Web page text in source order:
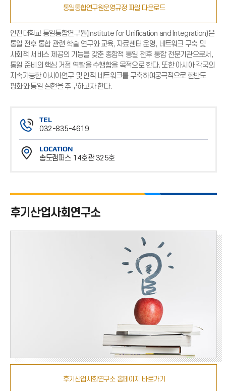
통일통합연구원운영규정 파일 다운로드
인천대학교 통일통합연구원(Institute for Unification and Integration)은
통일 전후 통합 관련 학술 연구와 교육, 자료센터 운영, 네트워크 구축 및
사회적 서비스 제공의 기능을 갖춘 종합적 통일 전후 통합 전문기관으로서,
통일 준비의 핵심 거점 역할을 수행함을 목적으로 한다. 또한 아시아 각국의
지속가능한 아시아연구 및 인적 네트워크를 구축하여궁극적으로 한반도
평화와 통일 실현을 추구하고자 한다.
TEL
032-835-4619
전
화
번
LOCATION
송도캠퍼스 14호관 325호
후기산업사회연구소 홈페이지 바로가기
후기산업사회연구소